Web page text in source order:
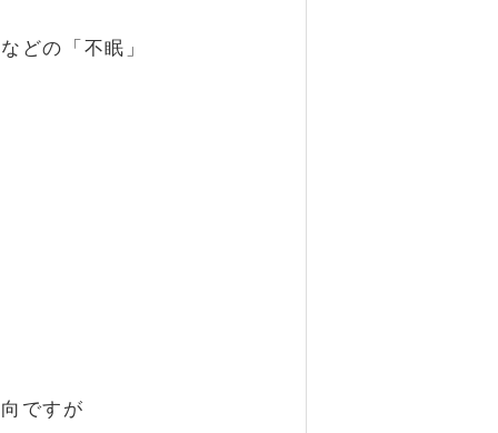
どの「不眠」
ですが